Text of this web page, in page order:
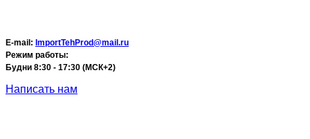
E-mail: ImportTehProd@mail.ru
Режим работы:
Будни 8:30 - 17:30 (МСК+2)
Написать нам